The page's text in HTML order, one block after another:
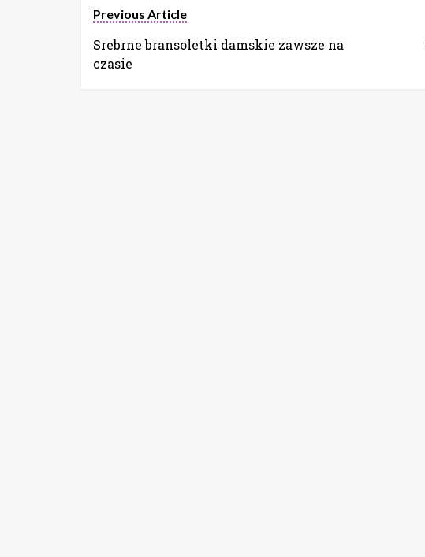
Previous Article
Srebrne bransoletki damskie zawsze na
czasie